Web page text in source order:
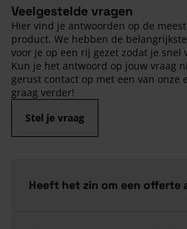
Veelgestelde vragen
Hier vind je antwoorden op de
product. We hebben de
voor je op een rij gezet zodat je snel
Kun je het antwoord op jouw vraag
gerust contact op met een van onze
graag verder!
Stel je vraag
Heeft het zin om een offerte